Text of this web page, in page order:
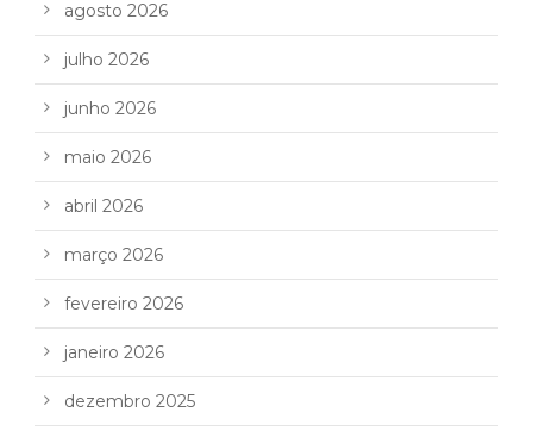
agosto 2026
julho 2026
junho 2026
maio 2026
abril 2026
março 2026
fevereiro 2026
janeiro 2026
dezembro 2025